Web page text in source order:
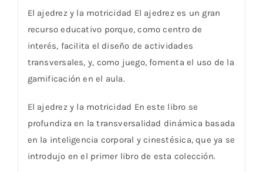
El ajedrez y la motricidad El ajedrez es un gran
recurso educativo porque, como centro de
interés, facilita el diseño de actividades
transversales, y, como juego, fomenta el uso de la
gamificación en el aula.
El ajedrez y la motricidad En este libro se
profundiza en la transversalidad dinámica basada
en la inteligencia corporal y cinestésica, que ya se
introdujo en el primer libro de esta colección.